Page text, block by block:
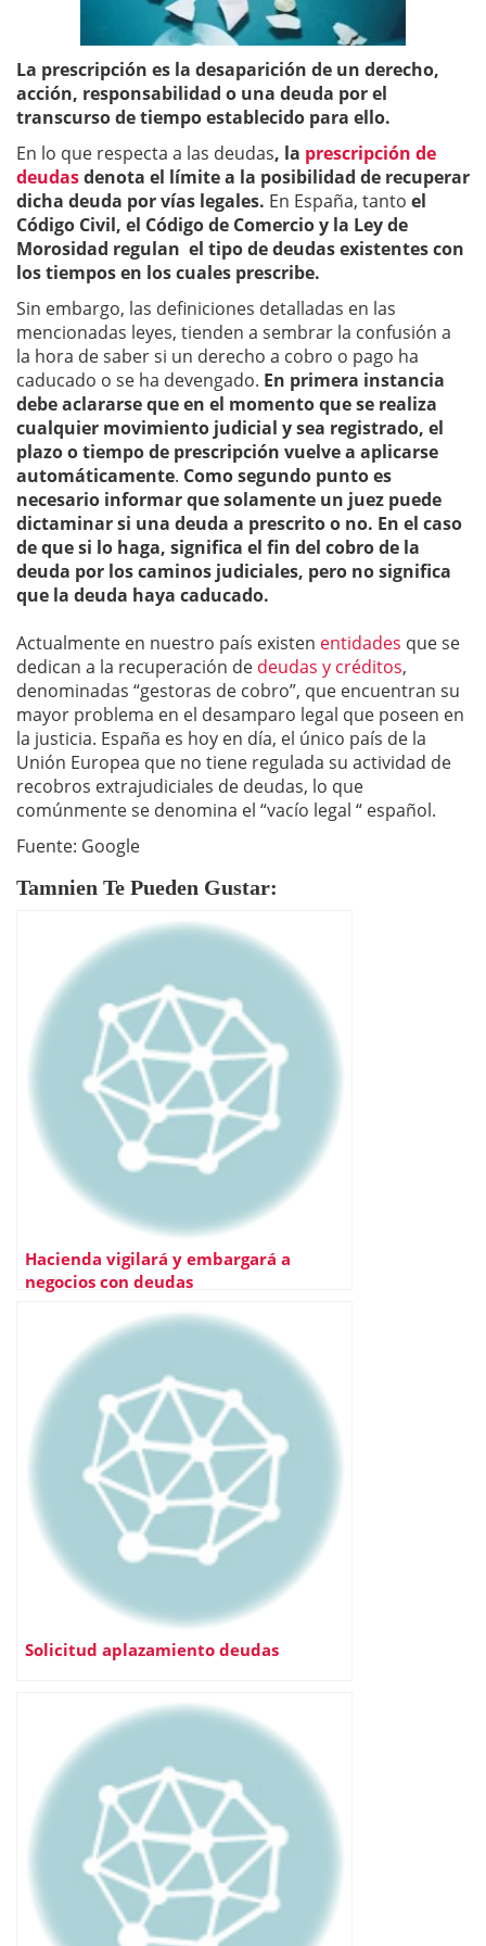
La prescripción es la desaparición de un derecho,
acción, responsabilidad o una deuda por el
transcurso de tiempo establecido para ello.
En lo que respecta a las deudas, la prescripción de
deudasdenota el límite a la posibilidad de recuperar
dicha deuda por vías legales. En España, tanto el
Código Civil, el Código de Comercio y la Ley de
Morosidad regulan el tipo de deudas existentes con
los tiempos en los cuales prescribe.
Sin embargo, las definiciones detalladas en las
mencionadas leyes, tienden a sembrar la confusión a
la hora de saber si un derecho a cobro o pago ha
caducado o se ha devengado. En primera instancia
debe aclararse que en el momento que se realiza
cualquier movimiento judicial y sea registrado, el
plazo o tiempo de prescripción vuelve a aplicarse
automáticamente. Como segundo punto es
necesario informar que solamente un juez puede
dictaminar si una deuda a prescrito o no. En el caso
de que si lo haga, significa el fin del cobro de la
deuda por los caminos judiciales, pero no significa
que la deuda haya caducado.
Actualmente en nuestro país existen entidades que se
dedican a la recuperación de deudas y créditos,
denominadas “gestoras de cobro”, que encuentran su
mayor problema en el desamparo legal que poseen en
la justicia. España es hoy en día, el único país de la
Unión Europea que no tiene regulada su actividad de
recobros extrajudiciales de deudas, lo que
comúnmente se denomina el “vacío legal “ español.
Fuente: Google
Tamnien Te Pueden Gustar:
Hacienda vigilará y embargará a
negocios con deudas
Solicitud aplazamiento deudas